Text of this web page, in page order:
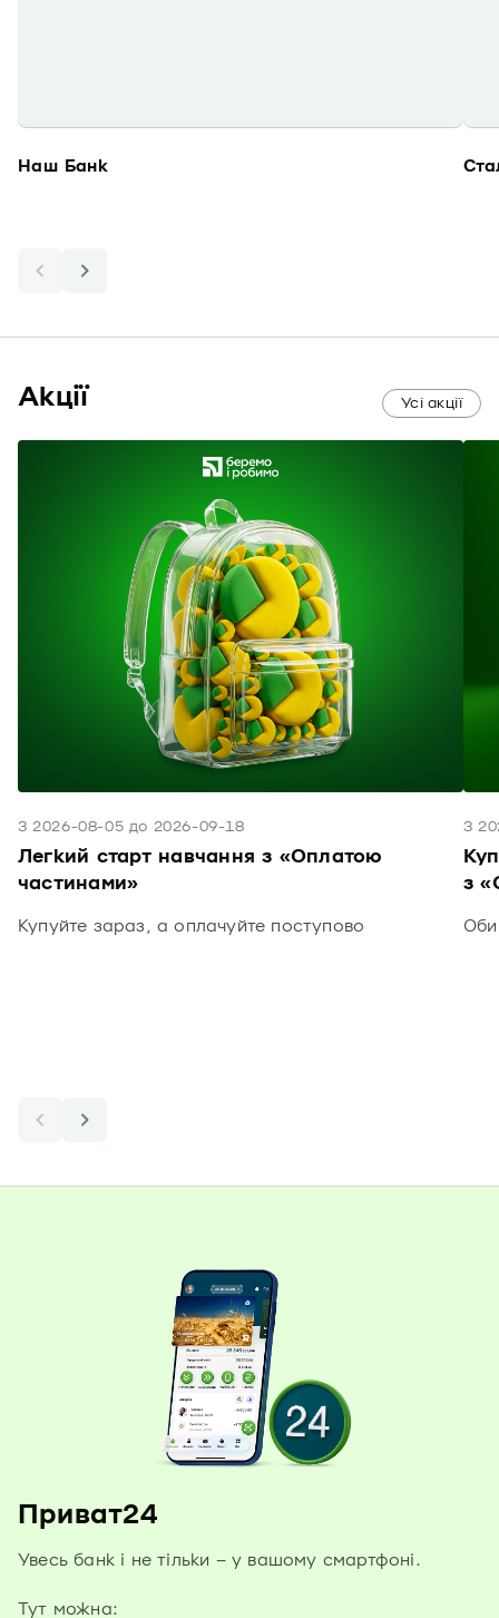
Наш Банк
Акції Усі акції
З 2026-08-05 до 2026-09-18
Легкий старт навчання з «Оплатою
частинами»
Купуйте зараз, а оплачуйте поступово
З
з
Приват24
Увесь банк і не тільки – у вашому смартфоні.
Тут можна: